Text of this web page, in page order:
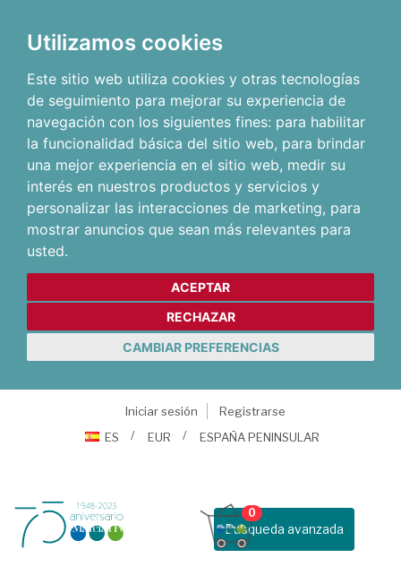
Utilizamos cookies
Este sitio web utiliza cookies y otras tecnologías
de seguimiento para mejorar su experiencia de
navegación con los siguientes fines: para habilitar
la funcionalidad básica del sitio web, para brindar
una mejor experiencia en el sitio web, medir su
interés en nuestros productos y servicios y
personalizar las interacciones de marketing, para
mostrar anuncios que sean más relevantes para
usted.
ACEPTAR
RECHAZAR
CAMBIAR PREFERENCIAS
Iniciar sesión
Registrarse
ES
EUR ESPAÑA PENINSULAR
Busqueda avanzada
0